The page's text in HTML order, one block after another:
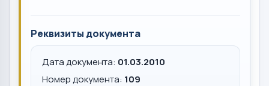
Реквизиты документа
Дата документа: 01.03.2010
Номер документа: 109